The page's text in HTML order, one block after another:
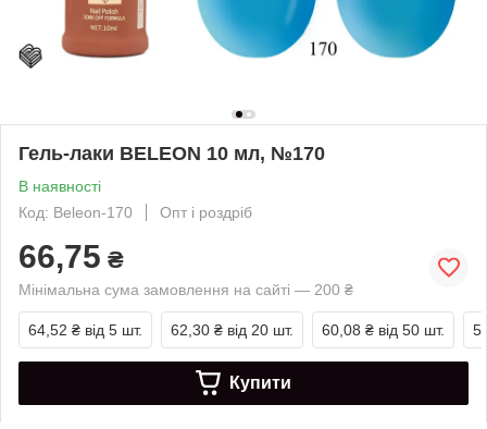
Гель-лаки BELEON 10 мл, №170
В наявності
Код: Beleon-170
Опт і роздріб
66,75 ₴
Мінімальна сума замовлення на сайті — 200 ₴
64,52 ₴ від 5 шт. 62,30 ₴ від 20 шт. 60,08 ₴ від 50 шт.
Купити